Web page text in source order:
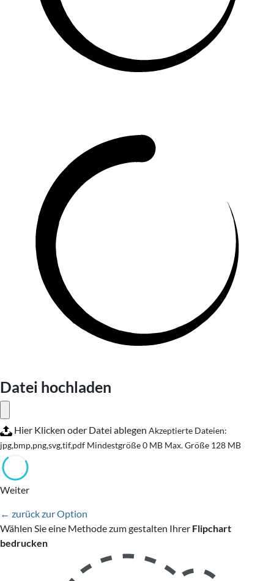
Datei hochladen
Hier Klicken oder Datei ablegen Akzeptierte Dateien:
jpg,bmp,png,svg,tif,pdf Mindestgröße 0 MB Max. Größe 128 MB
Weiter
← zurück zur Option
Wählen Sie eine Methode zum gestalten Ihrer Flipchart
bedrucken